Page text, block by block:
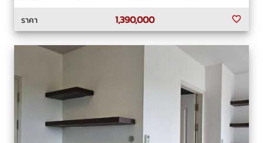
ราคา
1,390,000